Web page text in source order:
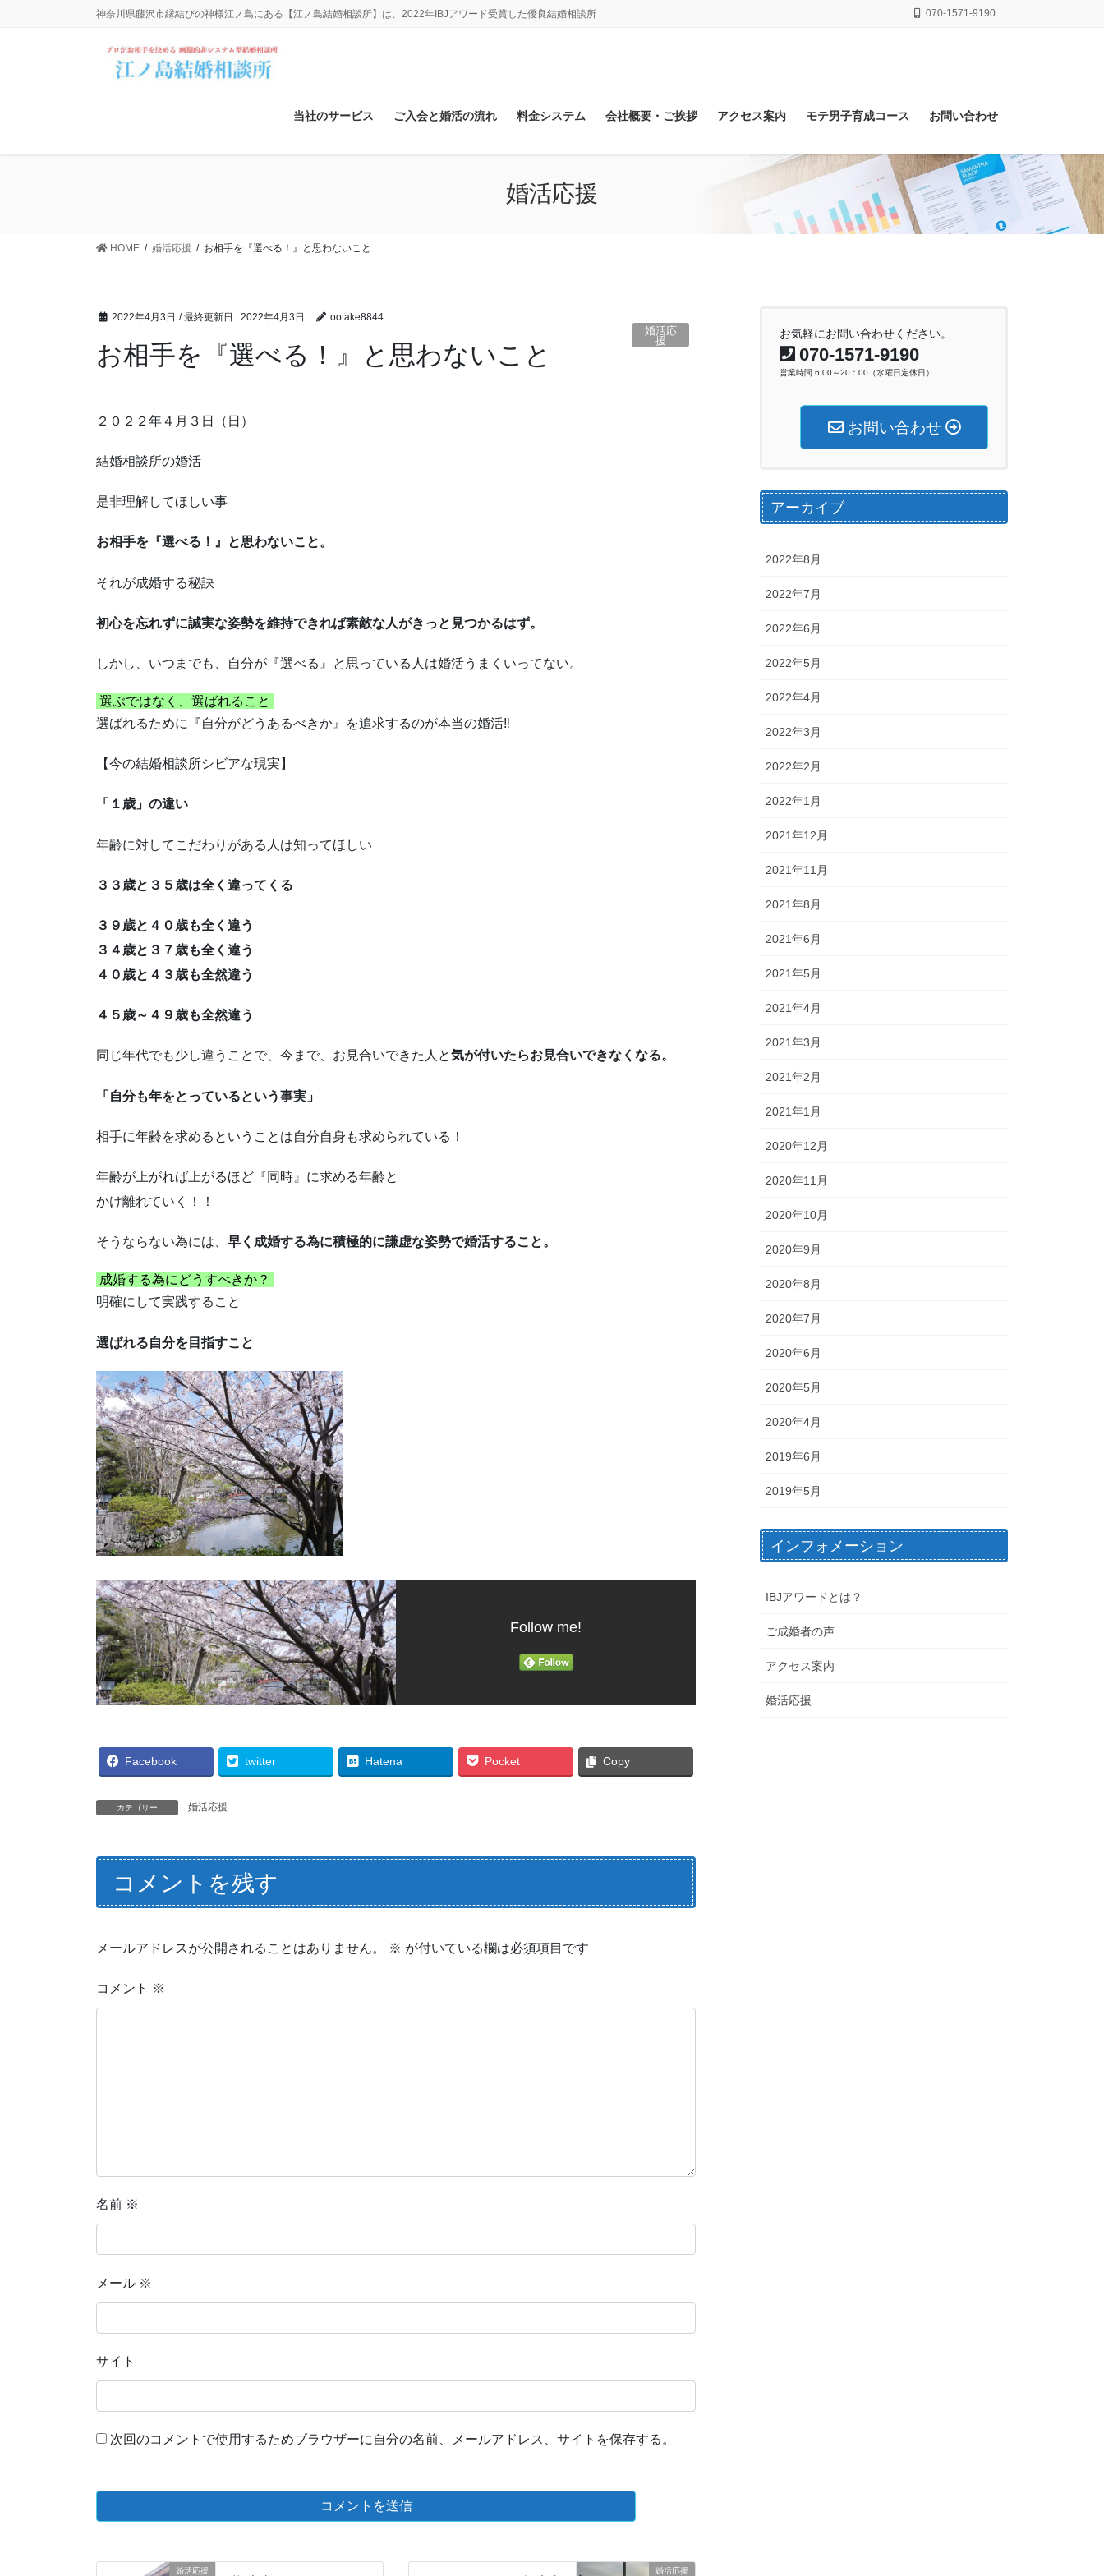
神奈川県藤沢市縁結びの神様江ノ島にある【江ノ島結婚相談所】は、2022年IBJアワード受賞した優良結婚相談所 070-1571-9190
当社のサービス ご入会と婚活の流れ 料金システム 会社概要・ご挨拶 アクセス案内 モテ男子育成コース お問い合わせ
婚活応援
HOME 婚活応援 お相手を『選べる！』と思わないこと
2022年4月3日 / 最終更新日 : 2022年4月3日 ootake8844
婚活応
援
お相手を『選べる！』と思わないこと
２０２２年４月３日（日）
結婚相談所の婚活
是非理解してほしい事
お相手を『選べる！』と思わないこと。
それが成婚する秘訣
初心を忘れずに誠実な姿勢を維持できれば素敵な人がきっと見つかるはず。
しかし、いつまでも、自分が『選べる』と思っている人は婚活うまくいってない。
選ぶではなく、選ばれること
選ばれるために『自分がどうあるべきか』を追求するのが本当の婚活‼
【今の結婚相談所シビアな現実】
「１歳」の違い
年齢に対してこだわりがある人は知ってほしい
３３歳と３５歳は全く違ってくる
３９歳と４０歳も全く違う
３４歳と３７歳も全く違う
４０歳と４３歳も全然違う
４５歳～４９歳も全然違う
同じ年代でも少し違うことで、今まで、お見合いできた人と気が付いたらお見合いできなくなる。
「自分も年をとっているという事実」
相手に年齢を求めるということは自分自身も求められている！
年齢が上がれば上がるほど『同時』に求める年齢と
かけ離れていく！！
そうならない為には、 早く成婚する為に積極的に謙虚な姿勢で婚活すること。
成婚する為にどうすべきか？
明確にして実践すること
選ばれる自分を目指すこと
Follow me!
Facebook twitter Hatena Pocket Copy
カテゴリー 婚活応援
コメントを残す
メールアドレスが公開されることはありません。 ※ が付いている欄は必須項目です
コメント ※
名前 ※
メール ※
サイト
次回のコメントで使用するためブラウザーに自分の名前、メールアドレス、サイトを保存する。
婚活応援 婚活応援
お気軽にお問い合わせください。
070-1571-9190
営業時間 6:00～20：00（水曜日定休日）
お問い合わせ
アーカイブ
2022年8月
2022年7月
2022年6月
2022年5月
2022年4月
2022年3月
2022年2月
2022年1月
2021年12月
2021年11月
2021年8月
2021年6月
2021年5月
2021年4月
2021年3月
2021年2月
2021年1月
2020年12月
2020年11月
2020年10月
2020年9月
2020年8月
2020年7月
2020年6月
2020年5月
2020年4月
2019年6月
2019年5月
インフォメーション
IBJアワードとは？
ご成婚者の声
アクセス案内
婚活応援